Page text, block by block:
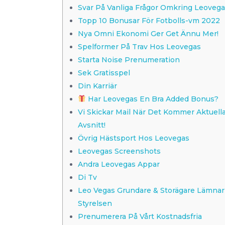
Svar På Vanliga Frågor Omkring
Topp 10 Bonusar För Fotbolls-vm 2022
Nya Omni Ekonomi Ger Get Ännu Mer!
Spelformer På Trav Hos Leovegas
Starta Noise Prenumeration
Sek Gratisspel
Din Karriär
Har Leovegas En Bra Added Bonus?
Vi Skickar Mail När Det Kommer
Avsnitt!
Övrig Hästsport Hos Leovegas
Leovegas Screenshots
Andra Leovegas Appar
Di Tv
Leo Vegas Grundare & Storägare Lämnar
Styrelsen
Prenumerera På Vårt Kostnadsfria